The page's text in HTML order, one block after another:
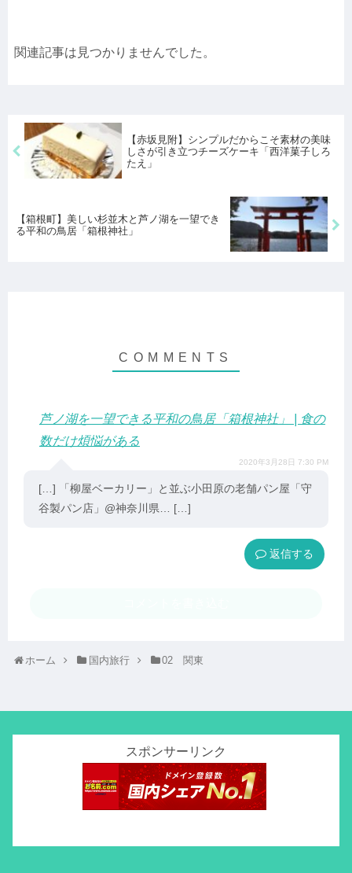
関連記事は見つかりませんでした。
【赤坂見附】シンプルだからこそ素材の美味
しさが引き立つチーズケーキ「西洋菓子しろ
たえ」
【箱根町】美しい杉並木と芦ノ湖を一望でき
る平和の鳥居「箱根神社」
芦ノ湖を一望できる平和の鳥居「箱根神社」 | 食の
数だけ煩悩がある
2020年3月28日 7:30 PM
[…] 「柳屋ベーカリー」と並ぶ小田原の老舗パン屋「守
谷製パン店」@神奈川県… […]
返信
ホーム 国内旅行 02 関東
スポンサーリンク